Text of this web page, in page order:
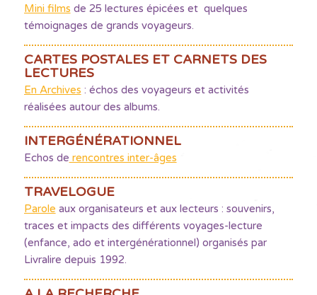
Mini films de 25 lectures épicées et quelques
témoignages de grands voyageurs.
CARTES POSTALES ET CARNETS DES
LECTURES
En Archives : échos des voyageurs et activités
réalisées autour des albums.
INTERGÉNÉRATIONNEL
Echos de rencontres inter-âges
TRAVELOGUE
Parole aux organisateurs et aux lecteurs : souvenirs,
traces et impacts des différents voyages-lecture
(enfance, ado et intergénérationnel) organisés par
Livralire depuis 1992.